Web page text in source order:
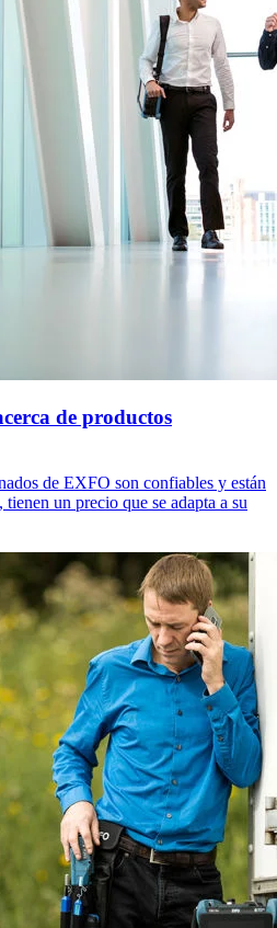
de productos
de EXFO son confiables y están
un precio que se adapta a su